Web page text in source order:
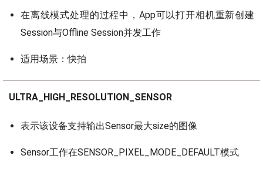
在离线模式处理的过程中，App可以打开相机重新创建
Session与Offline Session并发工作
适用场景：快拍
ULTRA_HIGH_RESOLUTION_SENSOR
表示该设备支持输出Sensor最大size的图像
Sensor工作在SENSOR_PIXEL_MODE_DEFAULT模式